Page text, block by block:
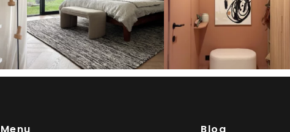
Menu Blog